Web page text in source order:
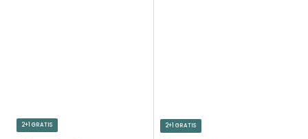
2+1 GRATIS 2+1 GRATIS